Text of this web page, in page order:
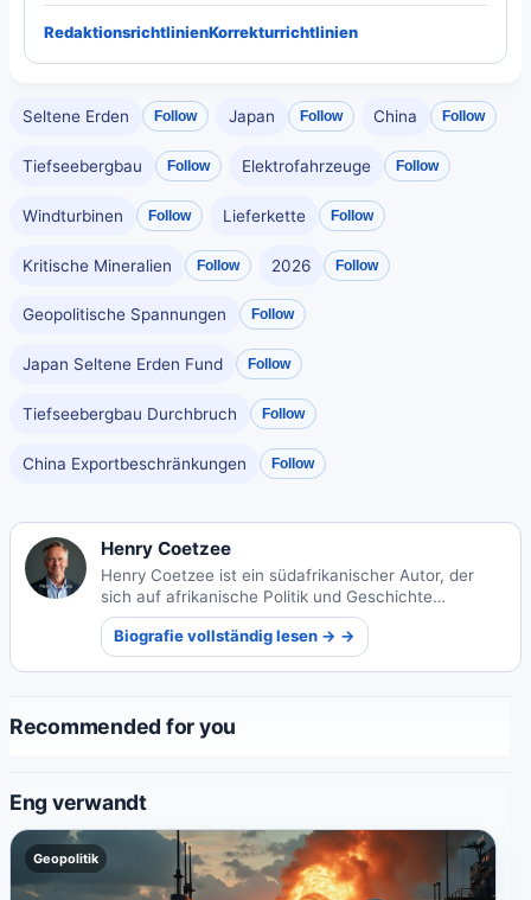
RedaktionsrichtlinienKorrekturrichtlinien
Seltene Erden Follow Japan Follow China Follow
Tiefseebergbau Follow Elektrofahrzeuge Follow
Windturbinen Follow Lieferkette Follow
Kritische Mineralien Follow 2026 Follow
Geopolitische Spannungen Follow
Japan Seltene Erden Fund Follow
Tiefseebergbau Durchbruch Follow
China Exportbeschränkungen Follow
Henry Coetzee
Henry Coetzee ist ein südafrikanischer Autor, der
sich auf afrikanische Politik und Geschichte
spezialisiert hat. Seine aufschlussreichen Werke
erforschen die komplexen sozio-politischen
Landschaften und historischen Erzählungen des
Biografie vollständig lesen → →
Recommended for you
Eng verwandt
Geopolitik